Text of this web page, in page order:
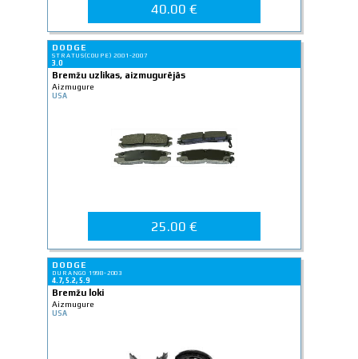
40.00 €
DODGE
STRATUS(COUPE) 2001-2007
3.0
Bremžu uzlikas, aizmugurējās
Aizmugure
USA
25.00 €
DODGE
DURANGO 1998-2003
4.7, 5.2, 5.9
Bremžu loki
Aizmugure
USA